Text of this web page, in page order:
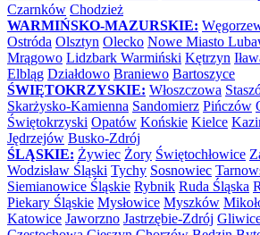
Czarnków Chodzież
WARMIŃSKO-MAZURSKIE:
Ostróda Olsztyn Olecko Nowe Miasto
Mrągowo Lidzbark Warmiński Kętrzyn
Elbląg Działdowo Braniewo Bartoszyce
ŚWIĘTOKRZYSKIE: Włoszczowa
Skarżysko-Kamienna Sandomierz Pińczów
Świętokrzyski Opatów Końskie Kielce
Jędrzejów Busko-Zdrój
ŚLĄSKIE: Żywiec Żory Świętochłowice
Wodzisław Śląski Tychy Sosnowiec
Siemianowice Śląskie Rybnik Ruda Śląska
Piekary Śląskie Mysłowice Myszków
Katowice Jaworzno Jastrzębie-Zdrój